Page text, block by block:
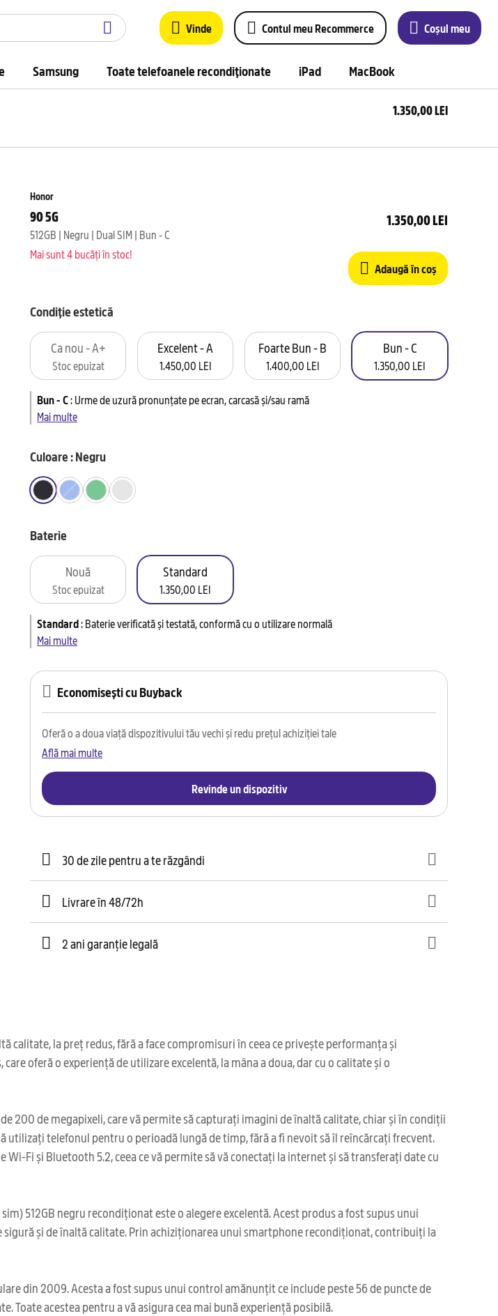
Vinde Contul meu Recommerce Coșul meu
Samsung Toate telefoanele recondiționate iPad MacBook
1.350,00 LEI
în
Honor
90 5G
512GB | Negru | Dual SIM | Bun - C
Mai sunt 4 bucăți în stoc!
1.350,00 LEI
Adaugă în coș
Condiție estetică
Ca nou - A+
Stoc epuizat
Excelent - A
1.450,00 LEI
Foarte Bun - B
1.400,00 LEI
Bun - C
1.350,00 LEI
Bun - C:Urme de uzură pronunțate pe ecran, carcasă și/sau ramă
Mai multe
Culoare : Negru
Baterie
Nouă
Stoc epuizat
Standard
1.350,00 LEI
Standard:Baterie verificată și testată, conformă cu o utilizare normală
Mai multe
Economisești cu Buyback
Oferă o a doua viață dispozitivului tău vechi și redu prețul achiziției tale
Află mai multe
Revinde un dispozitiv
30 de zile pentru a te răzgândi
Livrare în 48/72h
2 ani garanție legală
la preț redus, fără a face compromisuri în ceea ce privește performanța și
oferă o experiență de utilizare excelentă, la mâna a doua, dar cu o calitate și o
200 de megapixeli, care vă permite să capturați imagini de înaltă calitate, chiar și în condiții
utilizați telefonul pentru o perioadă lungă de timp, fără a fi nevoit să îl reîncărcați frecvent.
Fi și Bluetooth 5.2, ceea ce vă permite să vă conectați la internet și să transferați date cu
512GB negru recondiționat este o alegere excelentă. Acest produs a fost supus unui
și de înaltă calitate. Prin achiziționarea unui smartphone recondiționat, contribuiți la
din 2009. Acesta a fost supus unui control amănunțit ce include peste 56 de puncte de
Toate acestea pentru a vă asigura cea mai bună experiență posibilă.